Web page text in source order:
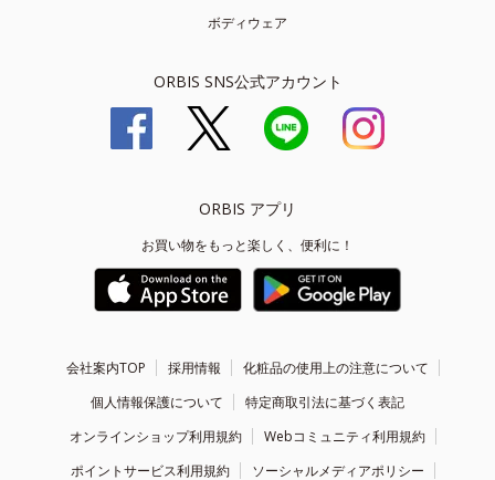
ボディウェア
ORBIS SNS公式アカウント
ORBIS アプリ
お買い物をもっと楽しく、便利に！
会社案内TOP 採用情報
化粧品の使用上の注意について
個人情報保護について
特定商取引法に基づく表記
オンラインショップ利用規約
Webコミュニティ利用規約
ポイントサービス利用規約
ソーシャルメディアポリシー